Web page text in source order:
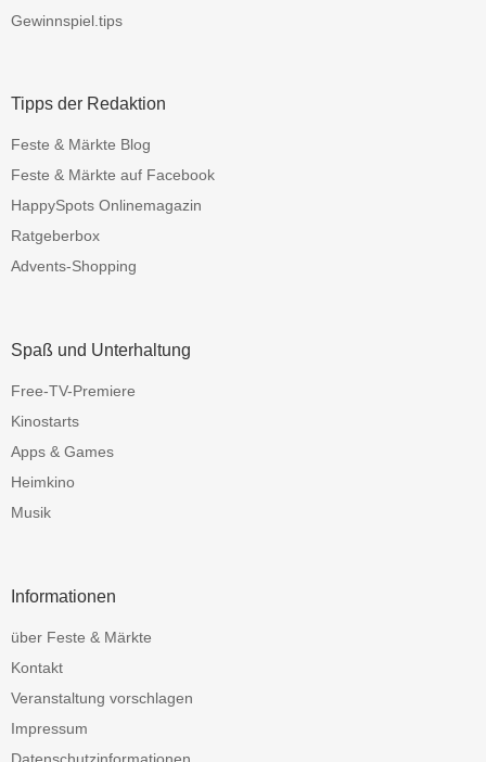
Gewinnspiel.tips
Tipps der Redaktion
Feste & Märkte Blog
Feste & Märkte auf Facebook
HappySpots Onlinemagazin
Ratgeberbox
Advents-Shopping
Spaß und Unterhaltung
Free-TV-Premiere
Kinostarts
Apps & Games
Heimkino
Musik
Informationen
über Feste & Märkte
Kontakt
Veranstaltung vorschlagen
Impressum